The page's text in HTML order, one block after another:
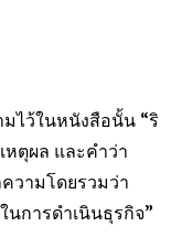
ไว้ในหนังสือนั้น “ริ
หตุผล และคำว่า
วามโดยรวมว่า
นการดำเนินธุรกิจ”